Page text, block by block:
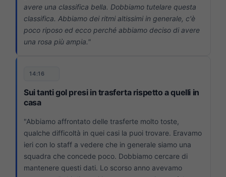
avere una classifica bella. Dobbiamo tutelare questa
classifica. Abbiamo dei ritmi altissimi in generale, c'è
poco riposo ed ecco perché abbiamo deciso di avere
una rosa più ampia."
14:16
Sui tanti gol presi in trasferta rispetto a quelli in
casa
"Abbiamo affrontato delle trasferte molto toste,
qualche difficoltà in quei casi la puoi trovare. Eravamo
ieri con lo staff a vedere che in generale siamo una
squadra che concede poco. Dobbiamo cercare di
mantenere questi dati. Lo scorso anno avevamo